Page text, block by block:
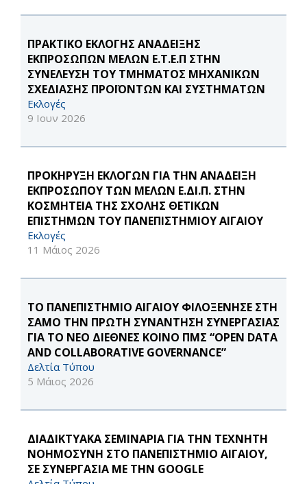
ΠΡΑΚΤΙΚΟ ΕΚΛΟΓΗΣ ΑΝΑΔΕΙΞΗΣ
ΕΚΠΡΟΣΩΠΩΝ ΜΕΛΩΝ Ε.Τ.Ε.Π ΣΤΗΝ
ΣΥΝΕΛΕΥΣΗ ΤΟΥ ΤΜΗΜΑΤΟΣ ΜΗΧΑΝΙΚΩΝ
ΣΧΕΔΙΑΣΗΣ ΠΡΟΪΟΝΤΩΝ ΚΑΙ ΣΥΣΤΗΜΑΤΩΝ
Εκλογές
9 Ιουν 2026
ΠΡΟΚΗΡΥΞΗ ΕΚΛΟΓΩΝ ΓΙΑ ΤΗΝ ΑΝΑΔΕΙΞΗ
ΕΚΠΡΟΣΩΠΟΥ ΤΩΝ ΜΕΛΩΝ Ε.ΔΙ.Π. ΣΤΗΝ
ΚΟΣΜΗΤΕΙΑ ΤΗΣ ΣΧΟΛΗΣ ΘΕΤΙΚΩΝ
ΕΠΙΣΤΗΜΩΝ ΤΟΥ ΠΑΝΕΠΙΣΤΗΜΙΟΥ ΑΙΓΑΙΟΥ
Εκλογές
11 Μάιος 2026
ΤΟ ΠΑΝΕΠΙΣΤΗΜΙΟ ΑΙΓΑΙΟΥ ΦΙΛΟΞΕΝΗΣΕ ΣΤΗ
ΣΑΜΟ ΤΗΝ ΠΡΩΤΗ ΣΥΝΑΝΤΗΣΗ ΣΥΝΕΡΓΑΣΙΑΣ
ΓΙΑ ΤΟ ΝΕΟ ΔΙΕΘΝΕΣ ΚΟΙΝΟ ΠΜΣ “OPEN DATA
AND COLLABORATIVE GOVERNANCE”
Δελτία Τύπου
5 Μάιος 2026
ΔΙΑΔΙΚΤΥΑΚΑ ΣΕΜΙΝΑΡΙΑ ΓΙΑ ΤΗΝ ΤΕΧΝΗΤΗ
ΝΟΗΜΟΣΥΝΗ ΣΤΟ ΠΑΝΕΠΙΣΤΗΜΙΟ ΑΙΓΑΙΟΥ,
ΣΕ ΣΥΝΕΡΓΑΣΙΑ ΜΕ ΤΗΝ GOOGLE